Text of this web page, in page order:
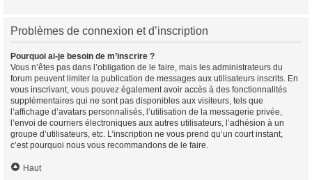
Problèmes de connexion et d’inscription
Pourquoi ai-je besoin de m’inscrire ?
Vous n’êtes pas dans l’obligation de le faire, mais les administrateurs du
forum peuvent limiter la publication de messages aux utilisateurs inscrits. En
vous inscrivant, vous pouvez également avoir accès à des fonctionnalités
supplémentaires qui ne sont pas disponibles aux visiteurs, tels que
l’affichage d’avatars personnalisés, l’utilisation de la messagerie privée,
l’envoi de courriers électroniques aux autres utilisateurs, l’adhésion à un
groupe d’utilisateurs, etc. L’inscription ne vous prend qu’un court instant,
c’est pourquoi nous vous recommandons de le faire.
Haut